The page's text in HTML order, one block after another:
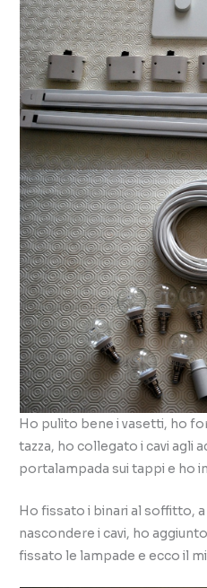
Ho pulito bene i vasetti, ho
tazza, ho collegato i cavi agli
portalampada sui tappi e ho
Ho fissato i binari al soffitto,
nascondere i cavi, ho
fissato le lampade e ecco il